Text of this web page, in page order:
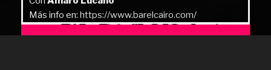
Más info en: https://www.barelcairo.com/